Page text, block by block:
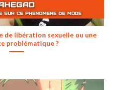
de libération sexuelle ou une
problématique ?